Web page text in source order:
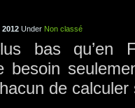
Under Non classé
bas qu’en
besoin
de